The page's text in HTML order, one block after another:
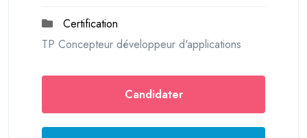
Certification
TP Concepteur développeur d'applications
Candidater